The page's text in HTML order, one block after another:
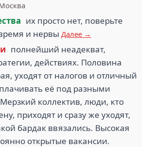
их просто нет, поверьте
и нервы Далее →
полнейший неадекват,
действиях. Половина
уходят от налогов и отличный
её под разными
коллектив, люди, кто
приходят и сразу же уходят,
бардак ввязались. Высокая
открытые вакансии.